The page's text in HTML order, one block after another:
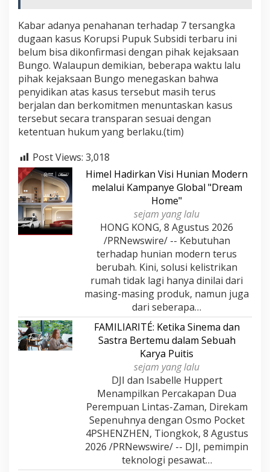
Kabar adanya penahanan terhadap 7 tersangka
dugaan kasus Korupsi Pupuk Subsidi terbaru ini
belum bisa dikonfirmasi dengan pihak kejaksaan
Bungo. Walaupun demikian, beberapa waktu lalu
pihak kejaksaan Bungo menegaskan bahwa
penyidikan atas kasus tersebut masih terus
berjalan dan berkomitmen menuntaskan kasus
tersebut secara transparan sesuai dengan
ketentuan hukum yang berlaku.(tim)
Post Views: 3,018
Himel Hadirkan Visi Hunian Modern
melalui Kampanye Global "Dream
Home"
sejam yang lalu
HONG KONG, 8 Agustus 2026
/PRNewswire/ -- Kebutuhan
terhadap hunian modern terus
berubah. Kini, solusi kelistrikan
rumah tidak lagi hanya dinilai dari
masing-masing produk, namun juga
dari seberapa…
FAMILIARITÉ: Ketika Sinema dan
Sastra Bertemu dalam Sebuah
Karya Puitis
sejam yang lalu
DJI dan Isabelle Huppert
Menampilkan Percakapan Dua
Perempuan Lintas-Zaman, Direkam
Sepenuhnya dengan Osmo Pocket
4PSHENZHEN, Tiongkok, 8 Agustus
2026 /PRNewswire/ -- DJI, pemimpin
teknologi pesawat…